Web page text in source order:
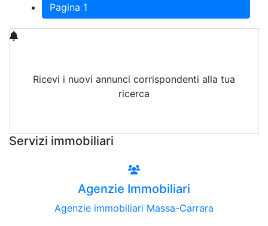
Pagina 1
Ricevi i nuovi annunci corrispondenti alla tua
ricerca
Servizi immobiliari
Agenzie Immobiliari
Agenzie immobiliari Massa-Carrara